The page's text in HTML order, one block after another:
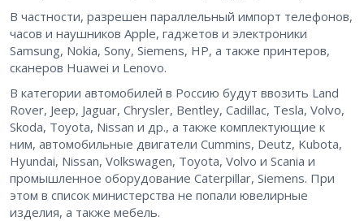
В частности, разрешен параллельный импорт телефонов,
часов и наушников Apple, гаджетов и электроники
Samsung, Nokia, Sony, Siemens, HP, а также принтеров,
сканеров Huawei и Lenovo.
В категории автомобилей в Россию будут ввозить Land
Rover, Jeep, Jaguar, Chrysler, Bentley, Cadillac, Tesla, Volvo,
Skoda, Toyota, Nissan и др., а также комплектующие к
ним, автомобильные двигатели Cummins, Deutz, Kubota,
Hyundai, Nissan, Volkswagen, Toyota, Volvo и Scania и
промышленное оборудование Caterpillar, Siemens. При
этом в список министерства не попали ювелирные
изделия, а также мебель.